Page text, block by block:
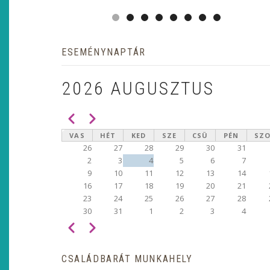
ESEMÉNYNAPTÁR
2026 AUGUSZTUS
OLDALSZÁMOZÁS
Előző Következő
VAS HÉT KED SZE CSÜ PÉN SZO
26 27 28 29 30 31
2
3 4 5 6 7
9
10 11 12 13 14
16
17 18 19 20 21
23
24 25 26 27 28
30
31 1 2 3 4
OLDALSZÁMOZÁS
Előző Következő
CSALÁDBARÁT MUNKAHELY